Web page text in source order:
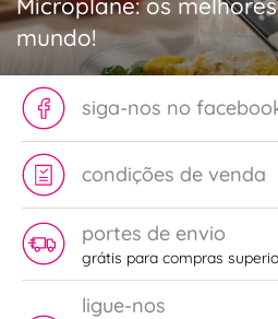
mundo!
siga-nos no
condições de venda
portes de envio
grátis para compras
ligue-nos